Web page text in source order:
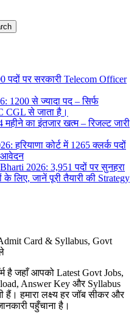
पर सरकारी Telecom Officer
1200 से ज्यादा पद – सिर्फ
CGL से जाता है।
का इंतजार खत्म – रिजल्ट जारी
हरियाणा कोर्ट में 1265 क्लर्क पदों
आवेदन
2026: 3,951 पदों पर सुनहरा
लिए, जानें पूरी तैयारी की Strategy
Card & Syllabus, Govt
है जहाँ आपको Latest Govt Jobs,
Answer Key और Syllabus
हमारा लक्ष्य हर जॉब सीकर और
पहुँचाना है।